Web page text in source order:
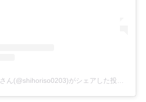
さん(@shihoriso0203)がシェアした投稿